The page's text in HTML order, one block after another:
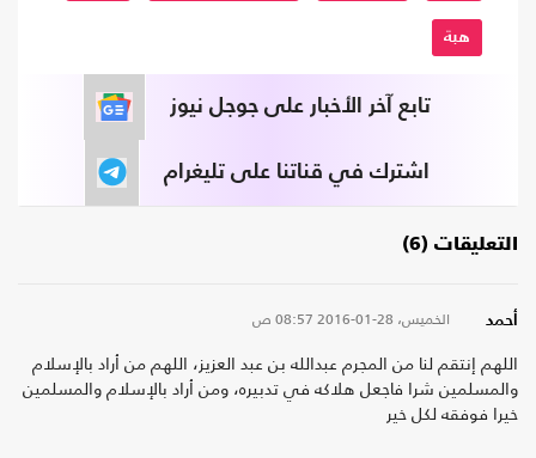
هبة
تابع آخر الأخبار على جوجل نيوز
اشترك في قناتنا على تليغرام
التعليقات (6)
أحمد الخميس، 28-01-2016 08:57 ص
اللهم إنتقم لنا من المجرم عبدالله بن عبد العزيز، اللهم من أراد بالإسلام
والمسلمين شرا فاجعل هلاكه في تدبيره، ومن أراد بالإسلام والمسلمين
خيرا فوفقه لكل خير